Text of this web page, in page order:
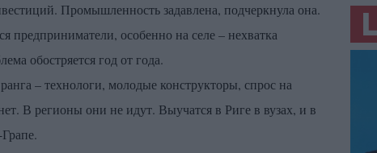
Промышленность задавлена, подчеркнула она.
предприниматели, особенно на селе – нехватка
обостряется год от года.
– технологи, молодые конструкторы, спрос на
В регионы они не идут. Выучатся в Риге в вузах, и в